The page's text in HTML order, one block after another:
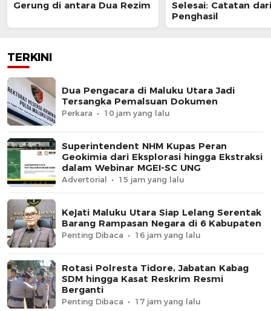
Gerung di antara Dua Rezim
Selesai: Catatan
Penghasil
TERKINI
Dua Pengacara di Maluku Utara Jadi
Tersangka Pemalsuan Dokumen
Perkara 10 jam yang lalu
Superintendent NHM Kupas Peran
Geokimia dari Eksplorasi hingga Ekstraksi
dalam Webinar MGEI-SC UNG
Advertorial 15 jam yang lalu
Kejati Maluku Utara Siap Lelang Serentak
Barang Rampasan Negara di 6 Kabupaten
Penting Dibaca 16 jam yang lalu
Rotasi Polresta Tidore, Jabatan Kabag
SDM hingga Kasat Reskrim Resmi
Berganti
Penting Dibaca 17 jam yang lalu